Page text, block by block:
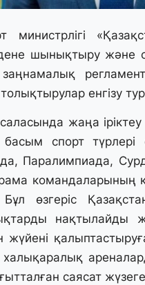
дене шынықтыру және
енгізу
жаңа
спорт түрлері
Паралимпиада,
командаларының
өзгеріс
нақтылайды
жүйені
саясат